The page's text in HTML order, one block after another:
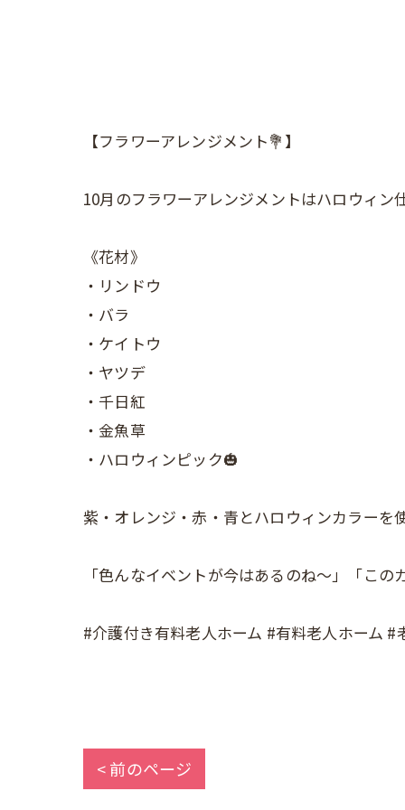
【フラワーアレンジメント💐】
10月のフラワーアレンジメントはハロウィン
《花材》
・リンドウ
・バラ
・ケイトウ
・ヤツデ
・千日紅
・金魚草
・ハロウィンピック🎃
紫・オレンジ・赤・青とハロウィンカラーを
「色んなイベントが今はあるのね～」「こ
#介護付き有料老人ホーム #有料老人ホーム
< 前のページ